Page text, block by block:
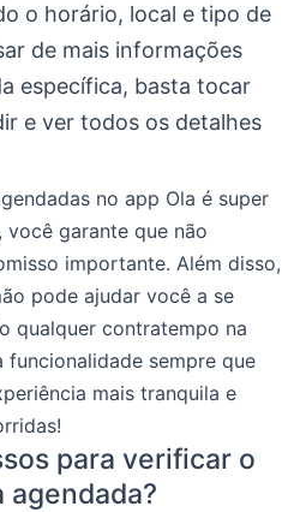
o horário, local e tipo de
de mais informações
específica, basta tocar
e ver todos os detalhes
no app Ola é super
você garante que não
importante. Além disso,
pode ajudar você a se
qualquer contratempo na
funcionalidade sempre que
mais tranquila e
para verificar o